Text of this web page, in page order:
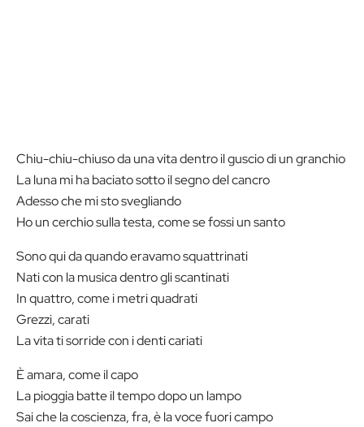
Chiu-chiu-chiuso da una vita dentro il guscio di un granchio
La luna mi ha baciato sotto il segno del cancro
Adesso che mi sto svegliando
Ho un cerchio sulla testa, come se fossi un santo
Sono qui da quando eravamo squattrinati
Nati con la musica dentro gli scantinati
In quattro, come i metri quadrati
Grezzi, carati
La vita ti sorride con i denti cariati
È amara, come il capo
La pioggia batte il tempo dopo un lampo
Sai che la coscienza, fra, è la voce fuori campo